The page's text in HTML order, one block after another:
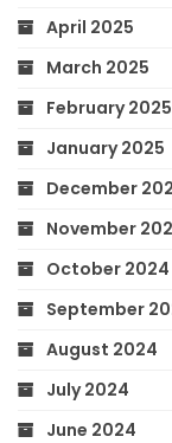
April 2025
March 2025
February 2025
January 2025
December
November
October 2024
September
August 2024
July 2024
June 2024